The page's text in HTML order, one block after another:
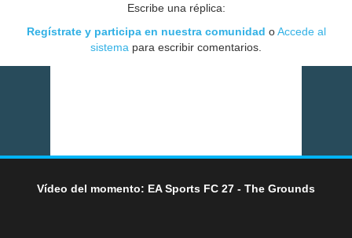
Escribe una réplica:
Regístrate y participa en nuestra comunidad oAccede al
sistema para escribir comentarios.
Vídeo del momento: EA Sports FC 27 - The Grounds